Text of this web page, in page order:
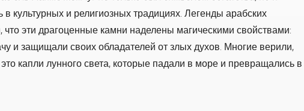
культурных и религиозных традициях. Легенды арабских
эти драгоценные камни наделены магическими свойствами:
и защищали своих обладателей от злых духов. Многие верили,
капли лунного света, которые падали в море и превращались в